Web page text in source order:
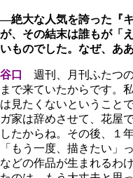
―絶大な人気を誇った『
が、その結末は誰もが「
いものでした。なぜ、あ
谷口
週刊、月刊ふたつ
まで来ていたからです。
は見たくないということ
ガ家は辞めさせて、花屋
したからね。その後、１
「もう一度、描きたい」
などの作品が生まれるわ